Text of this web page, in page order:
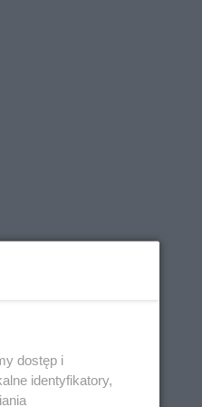
dostęp i
identyfikatory,